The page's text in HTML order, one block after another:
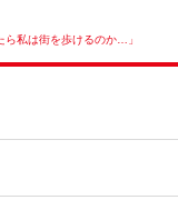
ら私は街を歩けるのか…」